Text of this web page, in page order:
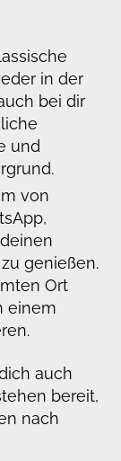
in der
bei dir
und
von
genießen.
Ort
einem
auch
bereit,
nach